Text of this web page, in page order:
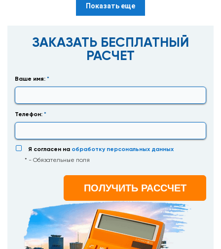
Показать еще
ЗАКАЗАТЬ БЕСПЛАТНЫЙ
РАСЧЕТ
Ваше имя: *
Телефон: *
Я согласен на обработку персональных данных
* - Обязательные поля
ПОЛУЧИТЬ РАССЧЕТ